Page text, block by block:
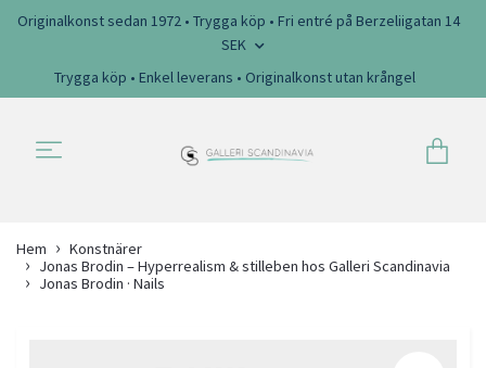
Originalkonst sedan 1972 • Trygga köp • Fri entré på Berzeliigatan 14
SEK
Trygga köp • Enkel leverans • Originalkonst utan krångel
Hem
Konstnärer
Jonas Brodin – Hyperrealism & stilleben hos Galleri Scandinavia
Jonas Brodin · Nails